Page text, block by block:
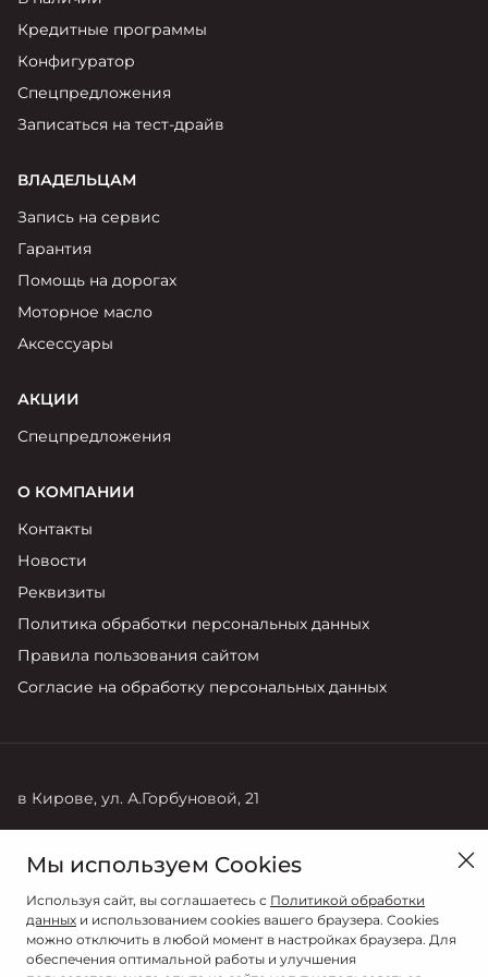
Яркий динамичный седан
Кредитные программы
Калькулятор трейд-ин
Страховые программы
Моторное масло
СЕРВИСНЫЕ АКЦИИ
КОНТАКТЫ
Кредитные программы
Конфигуратор
Спецпредложения
Записаться на тест-драйв
ВЛАДЕЛЬЦАМ
Запись на сервис
Гарантия
Помощь на дорогах
Моторное масло
Аксессуары
АКЦИИ
Спецпредложения
О КОМПАНИИ
Контакты
Новости
Реквизиты
Политика обработки персональных данных
Правила пользования сайтом
Согласие на обработку персональных данных
в Кирове, ул. А.Горбуновой, 21
7 (8332) 35-02-02 7 (8332) 35-03-60
Мы используем Cookies
Используя сайт, вы соглашаетесь с Политикой обработки
данных и использованием cookies вашего браузера. Cookies
можно отключить в любой момент в настройках браузера. Для
обеспечения оптимальной работы и улучшения